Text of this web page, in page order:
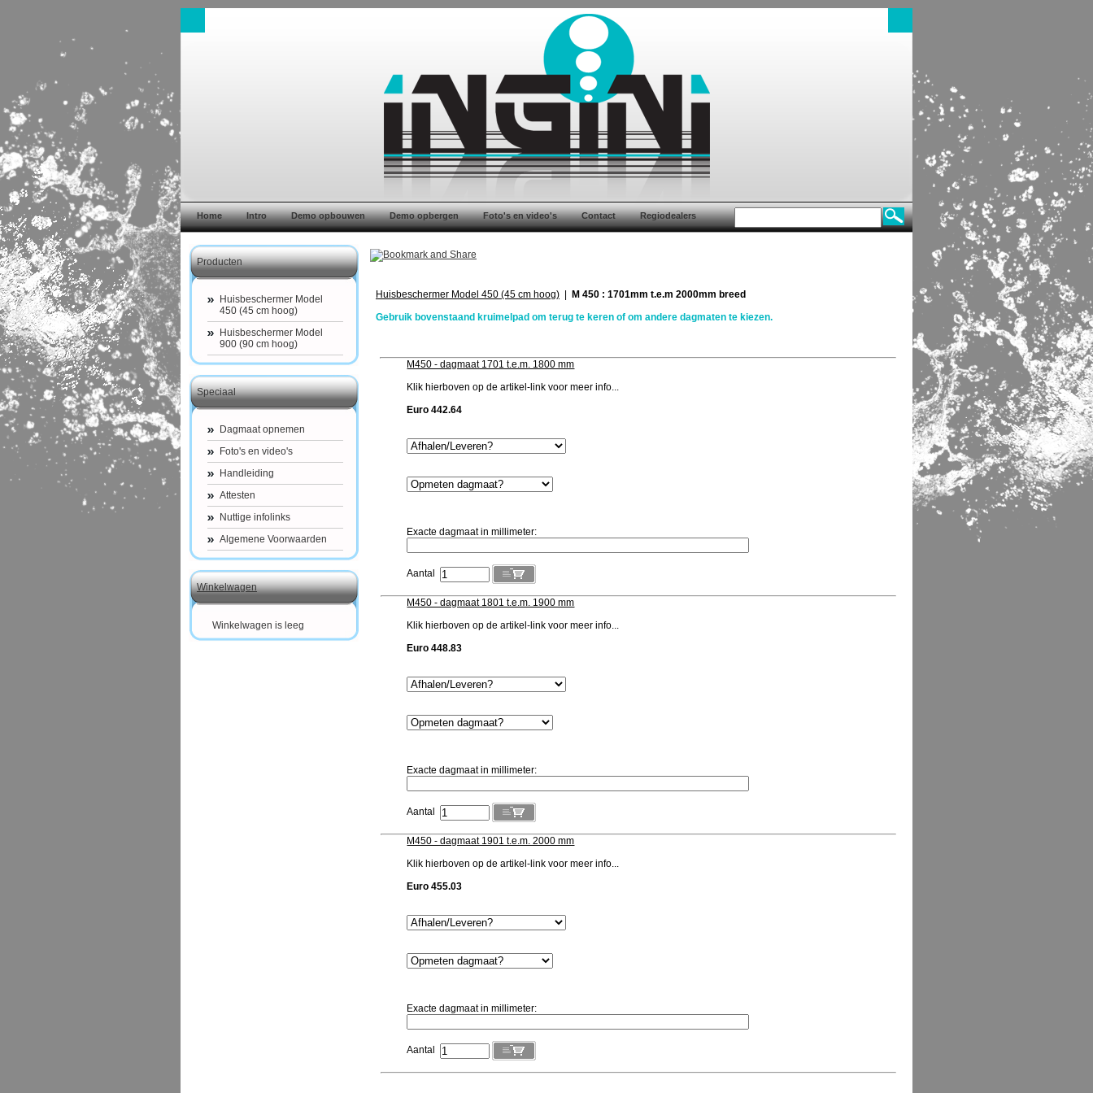
Home Intro Demo opbouwen Demo opbergen Foto's en video's Contact Regiodealers
Producten
Huisbeschermer Model
450 (45 cm hoog)
Huisbeschermer Model
900 (90 cm hoog)
Speciaal
Dagmaat opnemen
Foto's en video's
Handleiding
Attesten
Nuttige infolinks
Algemene Voorwaarden
Winkelwagen
Winkelwagen is leeg
Huisbeschermer Model 450 (45 cm hoog)
M 450 : 1701mm t.e.m 2000mm breed
Gebruik bovenstaand kruimelpad om terug te keren of om andere dagmaten te kiezen.
M450 - dagmaat 1701 t.e.m. 1800 mm
Klik hierboven op de artikel-link voor meer info...
Euro 442.64
Exacte dagmaat in millimeter:
Aantal
M450 - dagmaat 1801 t.e.m. 1900 mm
Klik hierboven op de artikel-link voor meer info...
Euro 448.83
Exacte dagmaat in millimeter:
Aantal
M450 - dagmaat 1901 t.e.m. 2000 mm
Klik hierboven op de artikel-link voor meer info...
Euro 455.03
Exacte dagmaat in millimeter:
Aantal